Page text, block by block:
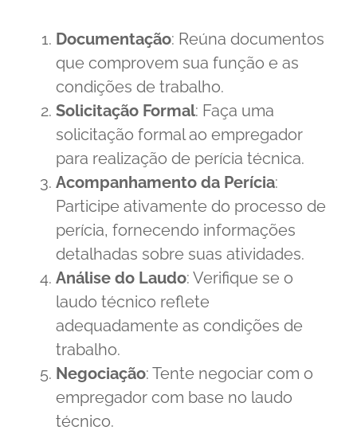
Documentação: Reúna documentos
que comprovem sua função e as
condições de trabalho.
Solicitação Formal: Faça uma
solicitação formal ao empregador
para realização de perícia técnica.
Acompanhamento da Perícia:
Participe ativamente do processo de
perícia, fornecendo informações
detalhadas sobre suas atividades.
Análise do Laudo: Verifique se o
laudo técnico reflete
adequadamente as condições de
trabalho.
Negociação: Tente negociar com o
empregador com base no laudo
técnico.